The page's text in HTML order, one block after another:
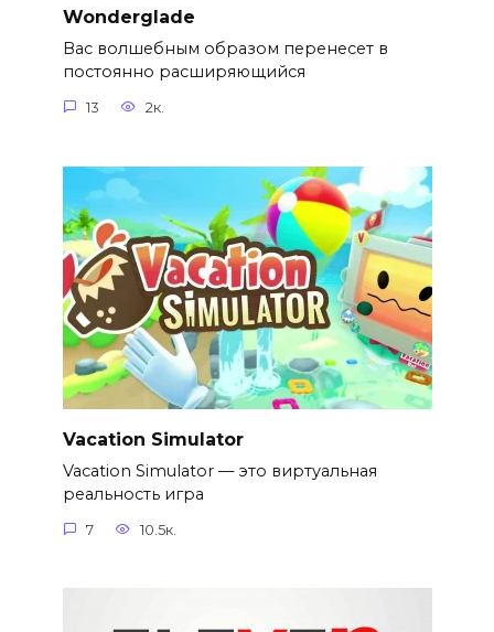
Wonderglade
Вас волшебным образом перенесет в
постоянно расширяющийся
13 2к.
Vacation Simulator
Vacation Simulator — это виртуальная
реальность игра
7 10.5к.